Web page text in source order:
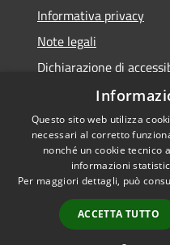
Informativa privacy
Note legali
Dichiarazione di
Accessibilità
Privacy
Mappa del sito
Questo sito web utilizza
necessari al corretto
nonché un cookie tecnico
informazioni
Per maggiori dettagli, può
ACCETTA TUTTO